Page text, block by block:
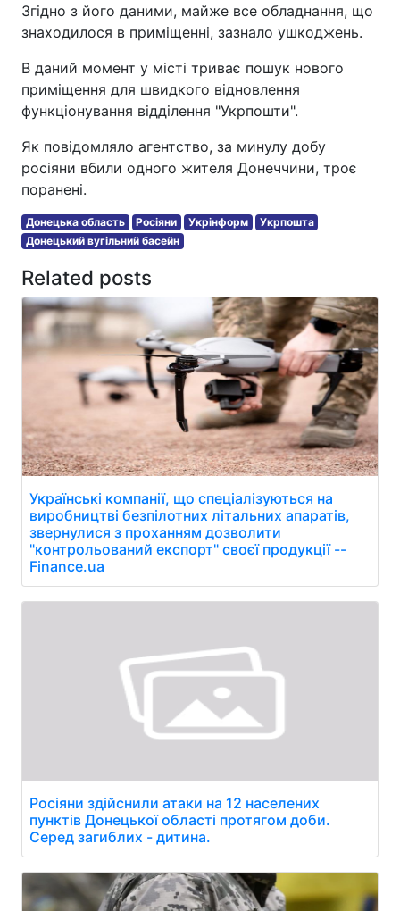
Згідно з його даними, майже все обладнання, що
знаходилося в приміщенні, зазнало ушкоджень.
В даний момент у місті триває пошук нового
приміщення для швидкого відновлення
функціонування відділення "Укрпошти".
Як повідомляло агентство, за минулу добу
росіяни вбили одного жителя Донеччини, троє
поранені.
Донецька область Росіяни Укрінформ
Укрпошта
Донецький вугільний басейн
Related posts
Українські компанії, що спеціалізуються на
виробництві безпілотних літальних апаратів,
звернулися з проханням дозволити
"контрольований експорт" своєї продукції --
Finance.ua
Росіяни здійснили атаки на 12 населених
пунктів Донецької області протягом доби.
Серед загиблих - дитина.